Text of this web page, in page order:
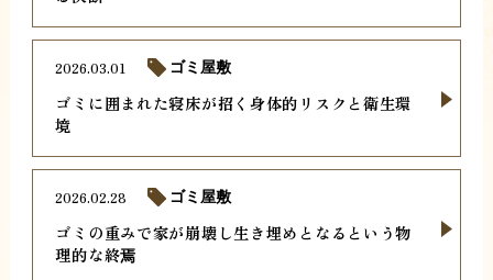
ゴミに囲まれた寝床が招く身体的リスクと衛生環
境
2026.03.01 ゴミ屋敷
ゴミの重みで家が崩壊し生き埋めとなるという物
理的な終焉
2026.02.28 ゴミ屋敷